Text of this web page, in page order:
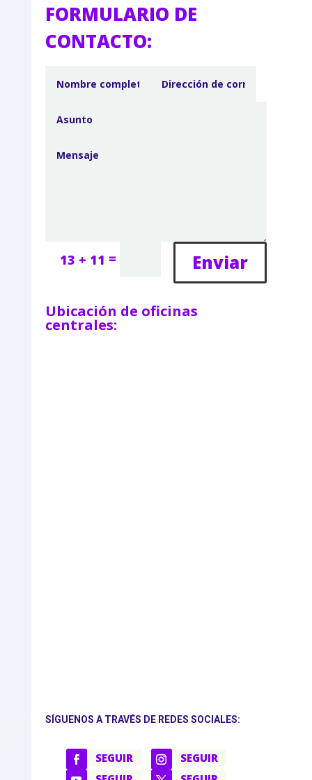
FORMULARIO DE
CONTACTO:
13 + 11 = Enviar
Ubicación de oficinas
centrales:
SÍGUENOS A TRAVÉS DE REDES SOCIALES:
SEGUIR
SEGUIR